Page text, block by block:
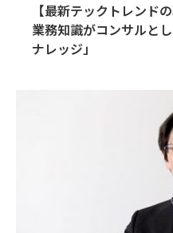
【最新テックトレンド
業務知識がコンサルと
ナレッジ」